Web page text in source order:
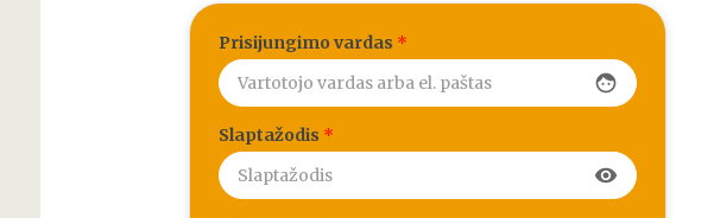
Prisijungimo vardas *
face
Slaptažodis *
visibility